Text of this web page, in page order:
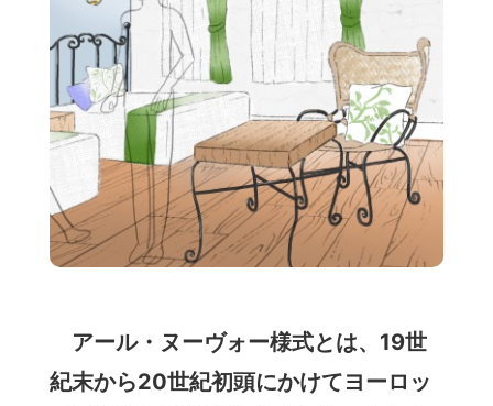
アール・ヌーヴォー様式とは、19世
紀末から20世紀初頭にかけてヨーロッ